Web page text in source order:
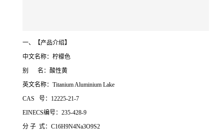
一、【产品介绍】
中文名称：柠檬色
别 名：酸性黄
英文名称：Titanium Aluminium Lake
CAS 号：12225-21-7
EINECS编号：235-428-9
分 子 式：C16H9N4Na3O9S2